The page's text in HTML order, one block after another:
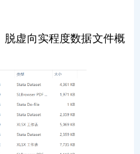
脱虚向实程度数据文件概